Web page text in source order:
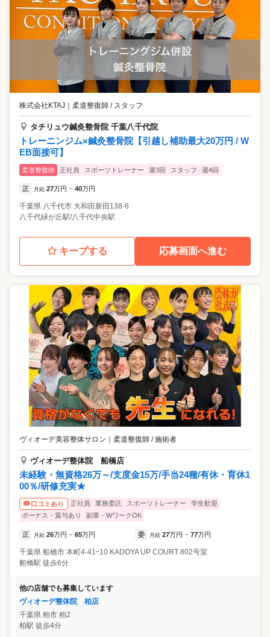
株式会社KTAJ 柔道整復師 / スタッフ
タチリュウ鍼灸整骨院 千葉八千代院
トレーニンジム×鍼灸整骨院【引越し補助最大20万円 / W
EB面接可】
柔道整復師 正社員 スポーツトレーナー 週3回 スタッフ 週4回
正 月給 27万円 ~ 40万円
千葉県 八千代市 大和田新田138-6
八千代緑が丘駅/八千代中央駅
キープする 応募画面へ進む
ヴィオーデ美容整体サロン ｜ 柔道整復師 / 施術者
ヴィオーデ整体院 船橋店
未経験・無資格26万～/支度金15万/手当24種/有休・育休1
00％/研修充実★
口コミあり 正社員 業務委託 スポーツトレーナー
学生歓迎
ボーナス・賞与あり
副業・WワークOK
正 月給 26万円 ~ 65万円 委 月給 27万円 ~ 77万円
千葉県 船橋市 本町4-41ｰ10 KADOYA UP COURT 802号室
船橋駅 徒歩6分
他の店舗でも募集しています
ヴィオーデ整体院 柏店
千葉県 柏市 柏2
柏駅 徒歩4分